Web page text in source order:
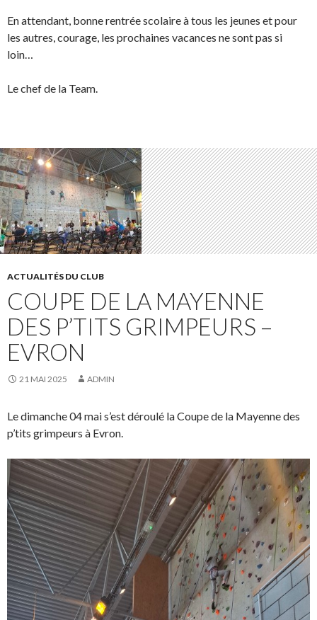
En attendant, bonne rentrée scolaire à tous les jeunes et pour
les autres, courage, les prochaines vacances ne sont pas si
loin…
Le chef de la Team.
ACTUALITÉS DU CLUB
COUPE DE LA MAYENNE
DES P’TITS GRIMPEURS –
EVRON
21 MAI 2025 ADMIN
Le dimanche 04 mai s’est déroulé la Coupe de la Mayenne des
p’tits grimpeurs à Evron.